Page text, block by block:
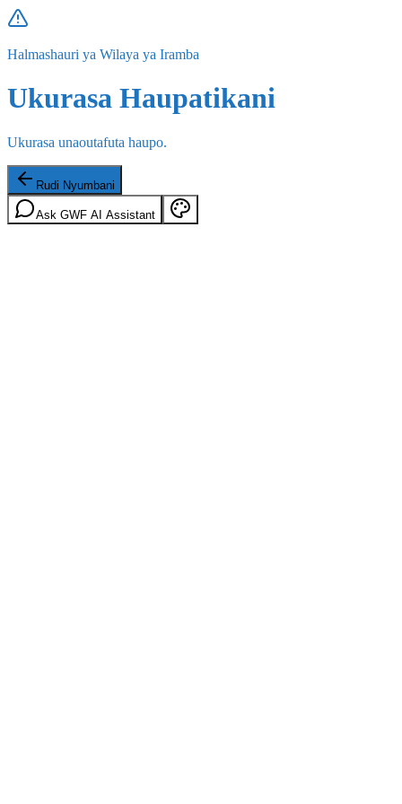
Halmashauri ya Wilaya ya Iramba
Ukurasa Haupatikani
Ukurasa unaoutafuta haupo.
Rudi Nyumbani
Ask GWF AI Assistant